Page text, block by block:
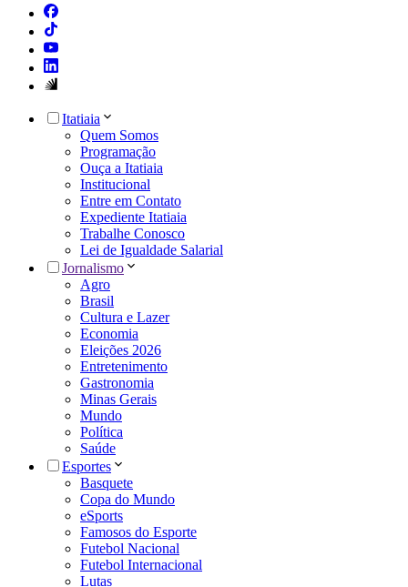
Itatiaia
Quem Somos
Programação
Ouça a Itatiaia
Institucional
Entre em Contato
Expediente Itatiaia
Trabalhe Conosco
Lei de Igualdade Salarial
Jornalismo
Agro
Brasil
Cultura e Lazer
Economia
Eleições 2026
Entretenimento
Gastronomia
Minas Gerais
Mundo
Política
Saúde
Esportes
Basquete
Copa do Mundo
eSports
Famosos do Esporte
Futebol Nacional
Futebol Internacional
Lutas